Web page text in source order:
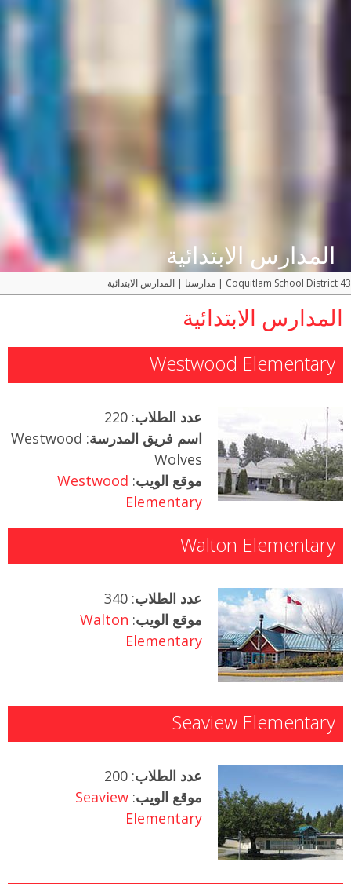
المدارس الابتدائية
Coquitlam School District 43
| مدارسنا | المدارس الابتدائية
المدارس الابتدائية
Westwood Elementary
عدد الطلاب: 220
اسم فريق المدرسة : Westwood
Wolves
موقع الويب:
Westwood
Elementary
Walton Elementary
عدد الطلاب: 340
موقع الويب:
Walton
Elementary
Seaview Elementary
عدد الطلاب: 200
موقع الويب:
Seaview
Elementary